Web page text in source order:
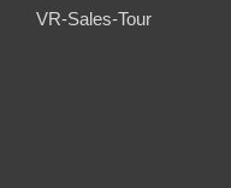
VR-Sales-Tour